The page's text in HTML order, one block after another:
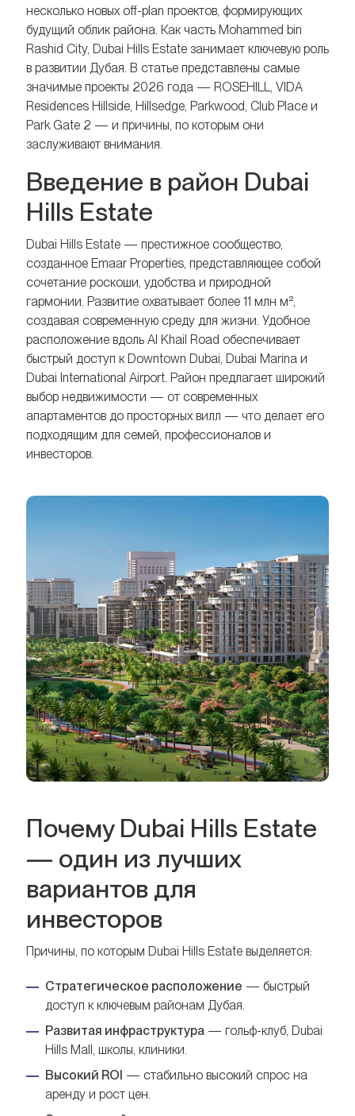
несколько новых off-plan проектов, формирующих
будущий облик района. Как часть Mohammed bin
Rashid City, Dubai Hills Estate занимает ключевую роль
в развитии Дубая. В статье представлены самые
значимые проекты 2026 года — ROSEHILL, VIDA
Residences Hillside, Hillsedge, Parkwood, Club Place и
Park Gate 2 — и причины, по которым они
заслуживают внимания.
Введение в район Dubai
Hills Estate
Dubai Hills Estate — престижное сообщество,
созданное Emaar Properties, представляющее собой
сочетание роскоши, удобства и природной
гармонии. Развитие охватывает более 11 млн м²,
создавая современную среду для жизни. Удобное
расположение вдоль Al Khail Road обеспечивает
быстрый доступ к Downtown Dubai, Dubai Marina и
Dubai International Airport. Район предлагает широкий
выбор недвижимости — от современных
апартаментов до просторных вилл — что делает его
подходящим для семей, профессионалов и
инвесторов.
Почему Dubai Hills Estate
— один из лучших
вариантов для
инвесторов
Причины, по которым Dubai Hills Estate выделяется:
Стратегическое расположение — быстрый
доступ к ключевым районам Дубая.
Развитая инфраструктура — гольф-клуб, Dubai
Hills Mall, школы, клиники.
Высокий ROI — стабильно высокий спрос на
аренду и рост цен.